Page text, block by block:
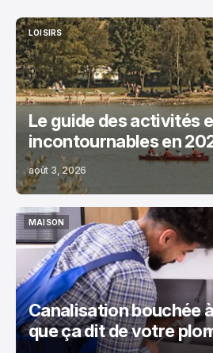
LOISIRS
LOISIRS
Le guide des activités
incontournables en
août 3, 2026
MAISON
MAISON
Canalisation bouchée
que ça dit de votre